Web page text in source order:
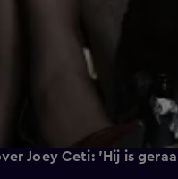
Joey Ceti: 'Hij is